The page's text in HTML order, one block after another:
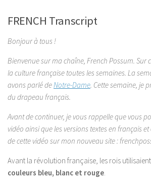
FRENCH Transcript
Bonjour à tous !
Bienvenue sur ma chaîne, French Possum. Sur
la culture française toutes les semaines. La
avons parlé deNotre-Dame. Cette semaine, je
du drapeau français.
Avant de continuer, je vous rappelle que vous
vidéo ainsi que les versions textes en français
de cette vidéo sur mon nouveau site :
Avant la révolution française, les rois
couleurs bleu, blanc et rouge.